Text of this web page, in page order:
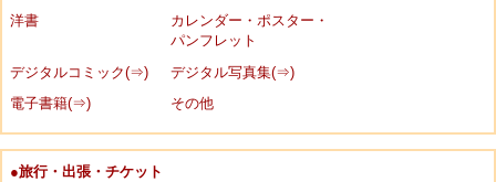
洋書
カレンダー・ポスター・
パンフレット
デジタルコミック(⇒)
デジタル写真集(⇒)
電子書籍(⇒)
その他
●旅行・出張・チケット